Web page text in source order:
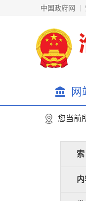
中国政府网
网
您当前
索
内